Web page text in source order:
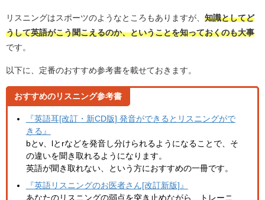
リスニングはスポーツのようなところもありますが、 知識としてど
うして英語がこう聞こえるのか、ということを知っておくのも大事
です。
以下に、定番のおすすめ参考書を載せておきます。
おすすめのリスニング参考書
『英語耳[改訂・新CD版] 発音ができるとリスニングがで
きる』
bとv、lとrなどを発音し分けられるようになることで、そ
の違いを聞き取れるようになります。
英語が聞き取れない、という方におすすめの一冊です。
『英語リスニングのお医者さん[改訂新版]』
あなたのリスニングの弱点を突き止めながら、トレーニ